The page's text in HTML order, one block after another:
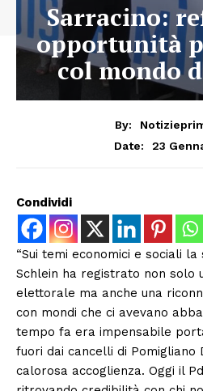
Sarracino:
opportunità
col mondo
By:
Date:
23
Condividi
“Sui temi economici e sociali
Schlein ha registrato non solo
elettorale ma anche una
con mondi che ci avevano
tempo fa era impensabile
fuori dai cancelli di Pomigliano
calorosa accoglienza. Oggi il